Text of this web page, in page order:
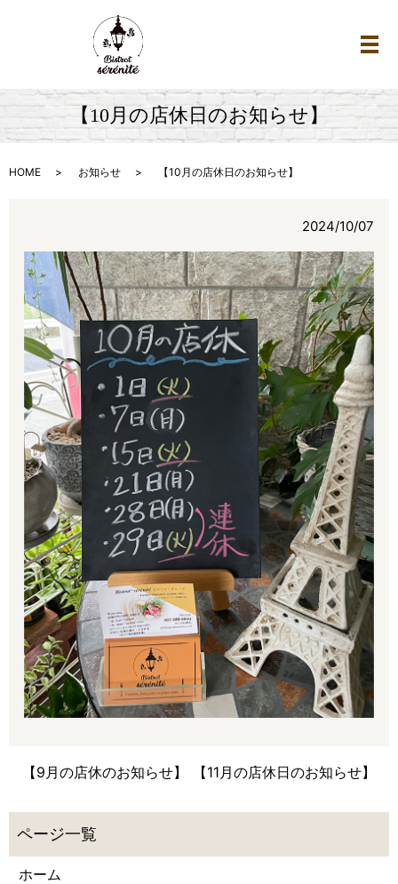
メ
【10月の店休日のお知らせ】
HOME お知らせ 【10月の店休日のお知らせ】
2024/10/07
【9月の店休のお知らせ】 【11月の店休日のお知らせ】
ホーム